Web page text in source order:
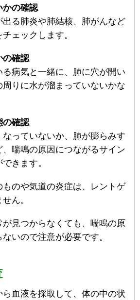
かの確認
る肺炎や肺結核、肺がんなど
ェックします。
の確認
病気と一緒に、肺に穴が開い
りに水が溜まっていないかな
の確認
っていないか、肺が膨らみす
、喘鳴の原因につながるサイン
きます。
ものや気道の炎症は、レントゲ
ん。
が見つからなくても、喘鳴の原
いので注意が必要です。
ら血液を採取して、体の中の状